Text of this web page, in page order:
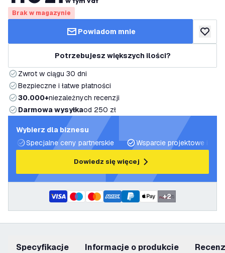
Brak w magazynie
Powiadom mnie dodaj
Potrzebujesz większych ilości?
Zwrot w ciągu 30 dni
Bezpieczne i łatwe płatności
30.000+niezależnych recenzji
Darmowa wysyłkaod 250 zł
Wybierz dla biznesu
Specjalne ceny partnerskie
Wsparcie projektowe i
Dowiedz się więcej
+2
Specyfikacje informacje o produkcie